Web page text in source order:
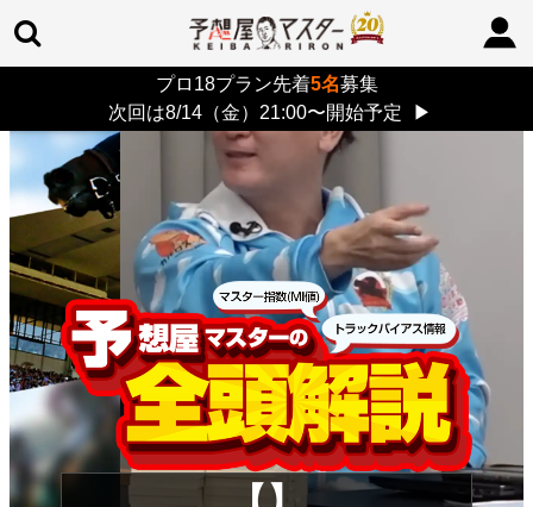
プロ18プラン先着5名募集
次回は8/14（金）21:00〜開始予定
▶
> 26/8/9 (日)